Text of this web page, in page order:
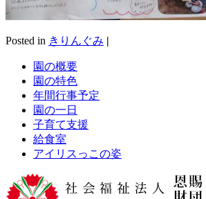
Posted in きりんぐみ |
園の概要
園の特色
年間行事予定
園の一日
子育て支援
給食室
アイリスっこの姿